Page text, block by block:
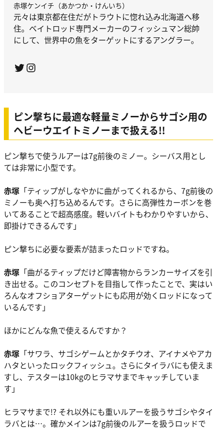
赤塚ケンイチ（あかつか・けんいち）
元々は東京都在住だがトラウトに惚れ込み北海道へ移
住。ベイトロッド専門メーカーのフィッシュマン総帥
にして、世界中の魚をターゲットにするアングラー。
Twitter
Instagram
ピン撃ちに最適な軽量ミノーからサゴシ用の
ヘビーウエイトミノーまで扱える!!
ピン撃ちで使うルアーは7g前後のミノー。シーバス用とし
ては非常に小型です。
赤塚 「ティップがしなやかに曲がってくれるから、7g前後の
ミノーも奥へ打ち込めるんです。さらに高弾性カーボンを巻
いてあることで超高感度。軽いバイトもわかりやすいから、
即掛けできるんです」
ピン撃ちに必要な要素が詰まったロッドですね。
赤塚 「曲がるティップだけど障害物からランカーサイズを引
き出せる。このコンセプトを目指して作ったことで、実はい
ろんなオフショアターゲットにも応用が効くロッドになって
いるんです」
ほかにどんな魚で使えるんですか？
赤塚 「サワラ、サゴシゲームとかタチウオ、アイナメやアカ
ハタといったロックフィッシュ。さらにタイラバにも使えま
すし、テスターは10kgのヒラマサまでキャッチしていま
す」
ヒラマサまで!? それ以外にも重いルアーを扱うサゴシやタイ
ラバとは…。確かメインは7g前後のルアーを扱うロッドで